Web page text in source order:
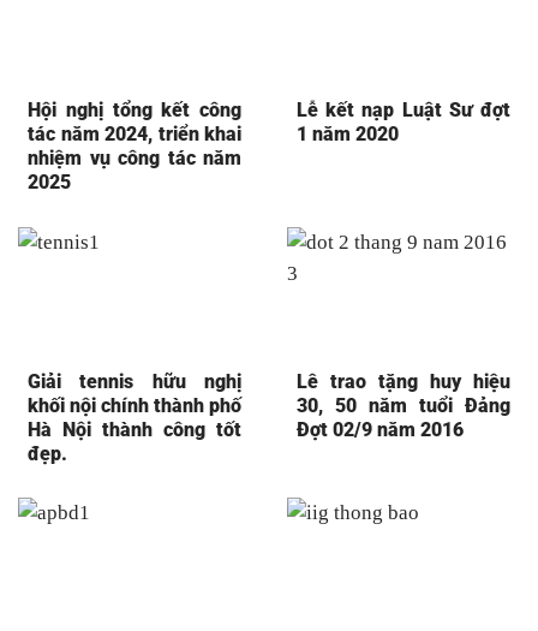
Hội nghị tổng kết công
tác năm 2024, triển khai
nhiệm vụ công tác năm
2025
Lễ kết nạp Luật Sư đợt
1 năm 2020
Giải tennis hữu nghị
khối nội chính thành phố
Hà Nội thành công tốt
đẹp.
Lê trao tặng huy hiệu
30, 50 năm tuổi Đảng
Đợt 02/9 năm 2016